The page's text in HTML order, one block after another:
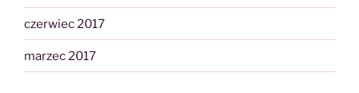
czerwiec 2017
marzec 2017